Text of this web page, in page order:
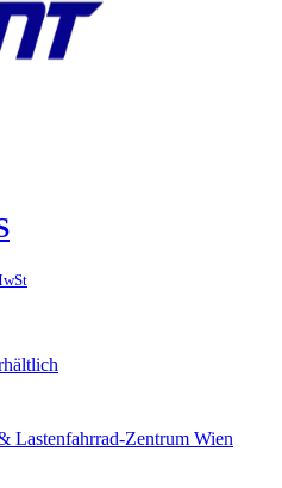
Lastenfahrrad-Zentrum Wien